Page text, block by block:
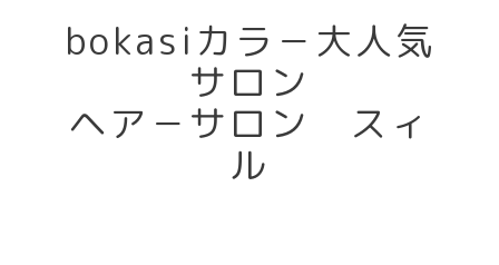
bokasiカラ－大人気
サロン
ヘア－サロン スィ
ル